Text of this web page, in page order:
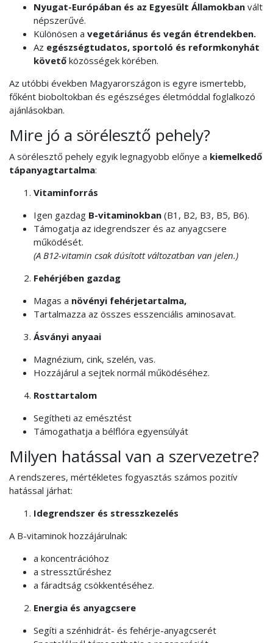
Nyugat-Európában és az Egyesült Államokban vált
népszerűvé.
Különösen a vegetáriánus és vegán étrendekben.
Az egészségtudatos, sportoló és reformkonyhát
követő közösségek körében.
Az utóbbi években Magyarországon is egyre ismertebb,
főként bioboltokban és egészséges életmóddal foglalkozó
ajánlásokban.
Mire jó a sörélesztő pehely?
A sörélesztő pehely egyik legnagyobb előnye a kiemelkedő
tápanyagtartalma:
Vitaminforrás
Igen gazdag B-vitaminokban (B1, B2, B3, B5, B6).
Támogatja az idegrendszer és az anyagcsere
működését.
(A B12-vitamin csak dúsított változatban van jelen.)
Fehérjében gazdag
Magas a növényi fehérjetartalma,
Tartalmazza az összes esszenciális aminosavat.
Ásványi anyaai
Magnézium, cink, szelén, vas.
Hozzájárul a sejtek normál működéséhez.
Rosttartalom
Segítheti az emésztést
Támogathatja a bélflóra egyensúlyát
Milyen hatással van a szervezetre?
A rendszeres, mértékletes fogyasztás számos pozitív
hatással járhat:
Idegrendszer és stresszkezelés
A B-vitaminok hozzájárulnak:
a koncentrációhoz
a stressztűréshez
a fáradtság csökkentéséhez.
Energia és anyagcsere
Segíti a szénhidrát- és fehérje-anyagcserét